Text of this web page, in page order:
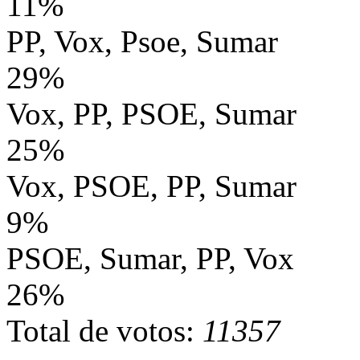
PP, Vox, Psoe, Sumar
29%
Vox, PP, PSOE, Sumar
25%
Vox, PSOE, PP, Sumar
9%
PSOE, Sumar, PP, Vox
26%
Total de votos: 11357